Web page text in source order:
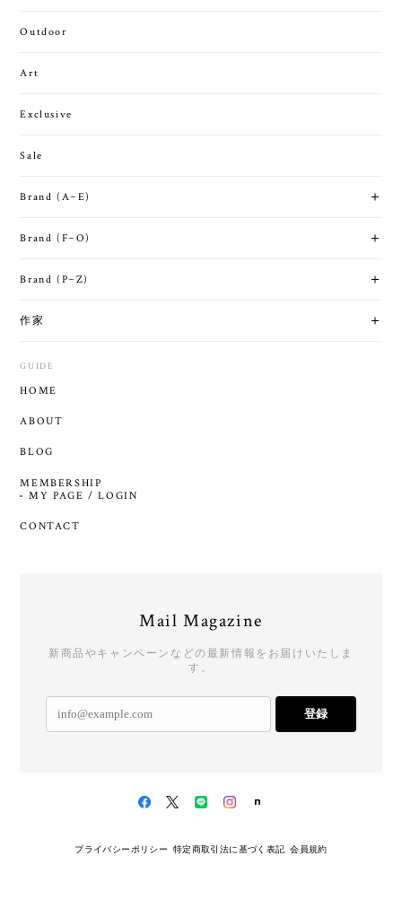
Outdoor
Art
Exclusive
Sale
Brand (A~E)
Brand (F~O)
Brand (P~Z)
作家
GUIDE
HOME
ABOUT
BLOG
MEMBERSHIP
MY PAGE / LOGIN
CONTACT
Mail Magazine
新商品やキャンペーンなどの最新情報をお届けいたしま
す。
登録
プライバシーポリシー 特定商取引法に基づく表記 会員規約